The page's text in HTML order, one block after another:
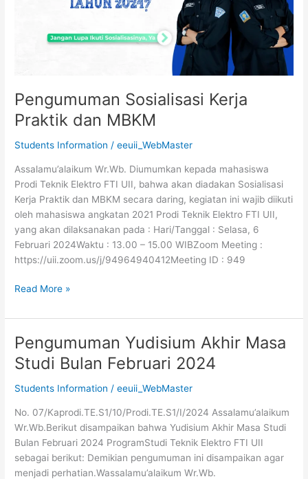
Pengumuman Sosialisasi Kerja
Praktik dan MBKM
Students Information /eeuii_WebMaster
Assalamu’alaikum Wr.Wb. Diumumkan kepada mahasiswa
Prodi Teknik Elektro FTI UII, bahwa akan diadakan Sosialisasi
Kerja Praktik dan MBKM secara daring, kegiatan ini wajib diikuti
oleh mahasiswa angkatan 2021 Prodi Teknik Elektro FTI UII,
yang akan dilaksanakan pada : Hari/Tanggal : Selasa, 6
Februari 2024Waktu : 13.00 – 15.00 WIBZoom Meeting :
https://uii.zoom.us/j/94964940412Meeting ID : 949
Read More »
Pengumuman Yudisium Akhir Masa
Studi Bulan Februari 2024
Students Information /eeuii_WebMaster
No. 07/Kaprodi.TE.S1/10/Prodi.TE.S1/I/2024 Assalamu’alaikum
Wr.Wb.Berikut disampaikan bahwa Yudisium Akhir Masa Studi
Bulan Februari 2024 ProgramStudi Teknik Elektro FTI UII
sebagai berikut: Demikian pengumuman ini disampaikan agar
menjadi perhatian.Wassalamu’alaikum Wr.Wb.
Pengumuman
Yudisium
Akhir
Masa
Bulan
Februari
2024